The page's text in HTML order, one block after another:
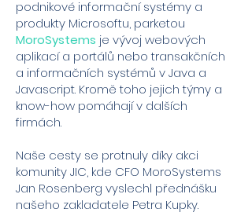
podnikové informační systémy a
produkty Microsoftu, parketou
MoroSystems je vývoj webových
aplikací a portálů nebo transakčních
a informačních systémů v Java a
Javascript. Kromě toho jejich týmy a
know-how pomáhají v dalších
firmách.
Naše cesty se protnuly díky akci
komunity JIC, kde CFO MoroSystems
Jan Rosenberg vyslechl přednášku
našeho zakladatele Petra Kupky.